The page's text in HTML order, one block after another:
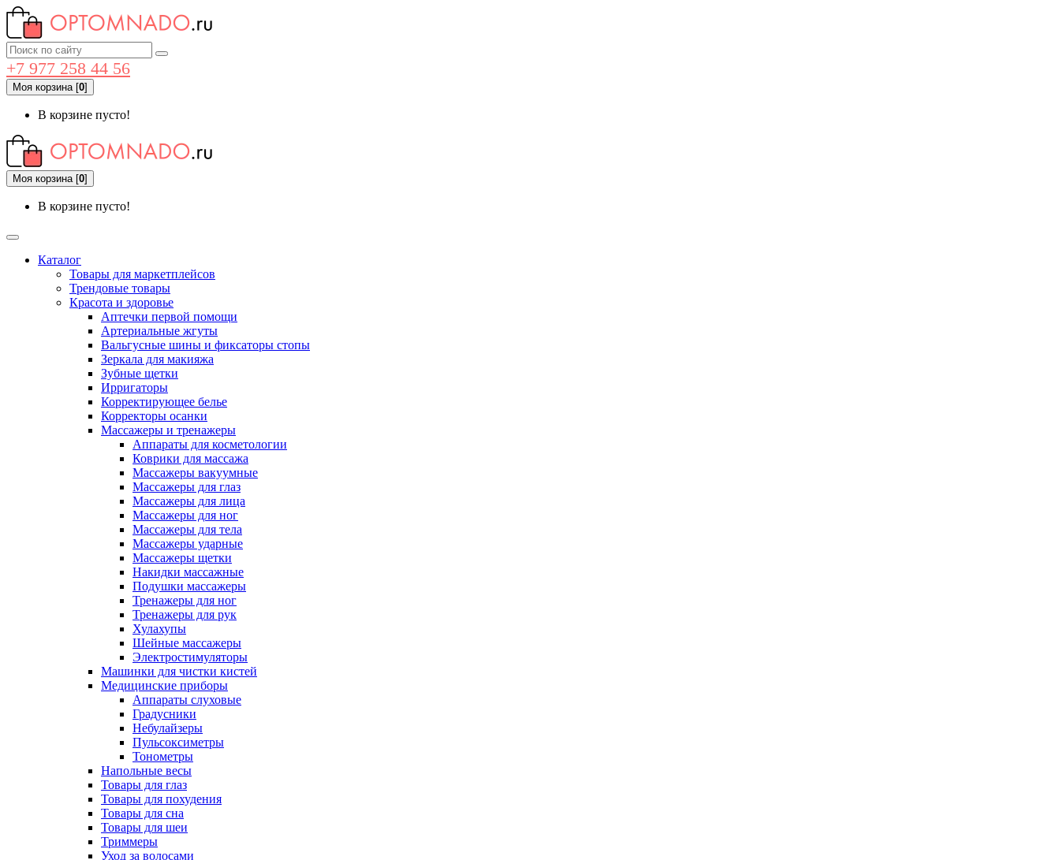
+7 977 258 44 56
Моя корзина[0]
В корзине пусто!
Моя корзина[0]
В корзине пусто!
Каталог
Товары для маркетплейсов
Трендовые товары
Красота и здоровье
Аптечки первой помощи
Артериальные жгуты
Вальгусные шины и фиксаторы стопы
Зеркала для макияжа
Зубные щетки
Ирригаторы
Корректирующее белье
Корректоры осанки
Массажеры и тренажеры
Аппараты для косметологии
Коврики для массажа
Массажеры вакуумные
Массажеры для глаз
Массажеры для лица
Массажеры для ног
Массажеры для тела
Массажеры ударные
Массажеры щетки
Накидки массажные
Подушки массажеры
Тренажеры для ног
Тренажеры для рук
Хулахупы
Шейные массажеры
Электростимуляторы
Машинки для чистки кистей
Медицинские приборы
Аппараты слуховые
Градусники
Небулайзеры
Пульсоксиметры
Тонометры
Напольные весы
Товары для глаз
Товары для похудения
Товары для сна
Товары для шеи
Триммеры
Уход за волосами